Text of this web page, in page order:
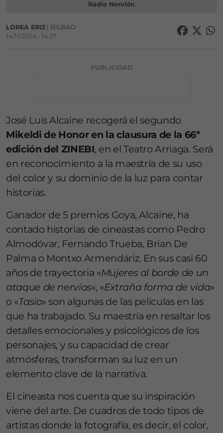
Radio Nervión
LOREA ERIZ | BILBAO
14/11/2024 • 14:27
PUBLICIDAD
José Luis Alcaine recogerá el segundo
Mikeldi de Honor en la clausura de la 66ª
edición del ZINEBI, en el Teatro Arriaga. Será
en reconocimiento a la maestría de su uso
del color y su dominio de la luz para contar
historias.
Ganador de 5 premios Goya, Alcaine, ha
contado historias de cineastas como Pedro
Almodóvar, Fernando Trueba, Brian De
Palma o Montxo Armendáriz. En sus casi 60
años de trayectoria «Mujeres al borde de un
ataque de nervios«, «Extraña forma de vida»
o «Tasio» son algunas de las películas en las
que ha trabajado. Su maestría en resaltar los
detalles emocionales y psicológicos de los
personajes, y su capacidad de crear
atmósferas, transforman su luz en un
elemento clave de la narrativa.
El cineasta nos cuenta que su inspiración
viene del arte. De cuadros de todo tipos de
artistas donde la fotografía, es decir, el color,